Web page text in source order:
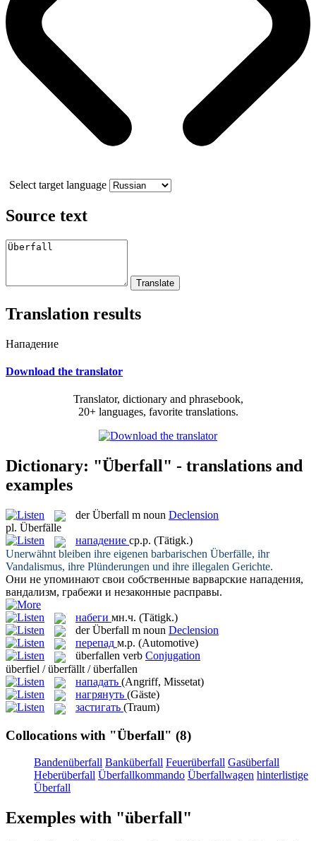
Select target language
Source text
Translation results
Нападение
Download the translator
Translator, dictionary and phrasebook,
20+ languages, favorite translations.
Dictionary: "Überfall" - translations and
examples
derÜberfall m noun Declension
pl. Überfälle
нападение ср.р. (Tätigk.)
Unerwähnt bleiben ihre eigenen barbarischen Überfälle, ihr
Vandalismus, ihre Plünderungen und ihre illegalen Gerichte.
Они не упоминают свои собственные варварские нападения,
вандализм, грабежи и незаконные расправы.
набеги мн.ч. (Tätigk.)
derÜberfall m noun Declension
перепад м.р. (Automotive)
überfallen verb Conjugation
überfiel / überfällt / überfallen
нападать (Angriff, Missetat)
нагрянуть (Gäste)
застигать (Traum)
Collocations with "Überfall" (8)
Bandenüberfall Banküberfall Feuerüberfall Gasüberfall
Heberüberfall Überfallkommando Überfallwagen hinterlistige
Überfall
Exemples with "überfall"